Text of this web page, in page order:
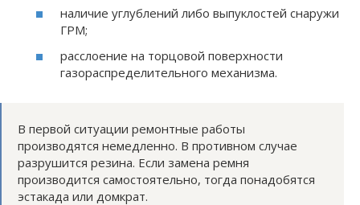
наличие углублений либо выпуклостей снаружи
ГРМ;
расслоение на торцовой поверхности
газораспределительного механизма.
В первой ситуации ремонтные работы
производятся немедленно. В противном случае
разрушится резина. Если замена ремня
производится самостоятельно, тогда понадобятся
эстакада или домкрат.